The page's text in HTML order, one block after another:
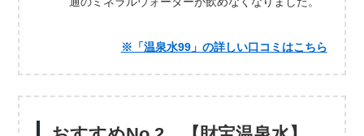
※「温泉水99」の詳しい口コミはこちら